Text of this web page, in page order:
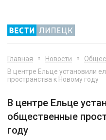
Главная Новости
В центре Ельце установили
пространства к Новому году
В центре Ельце
общественные
году